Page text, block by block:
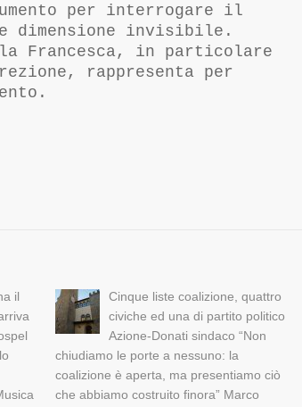
per interrogare il
dimensione invisibile.
Francesca, in particolare
rappresenta per
il
Cinque liste coalizione, quattro
civiche ed una di partito politico
Azione-Donati sindaco “Non
chiudiamo le porte a nessuno: la
coalizione è aperta, ma presentiamo ciò
che abbiamo costruito finora” Marco